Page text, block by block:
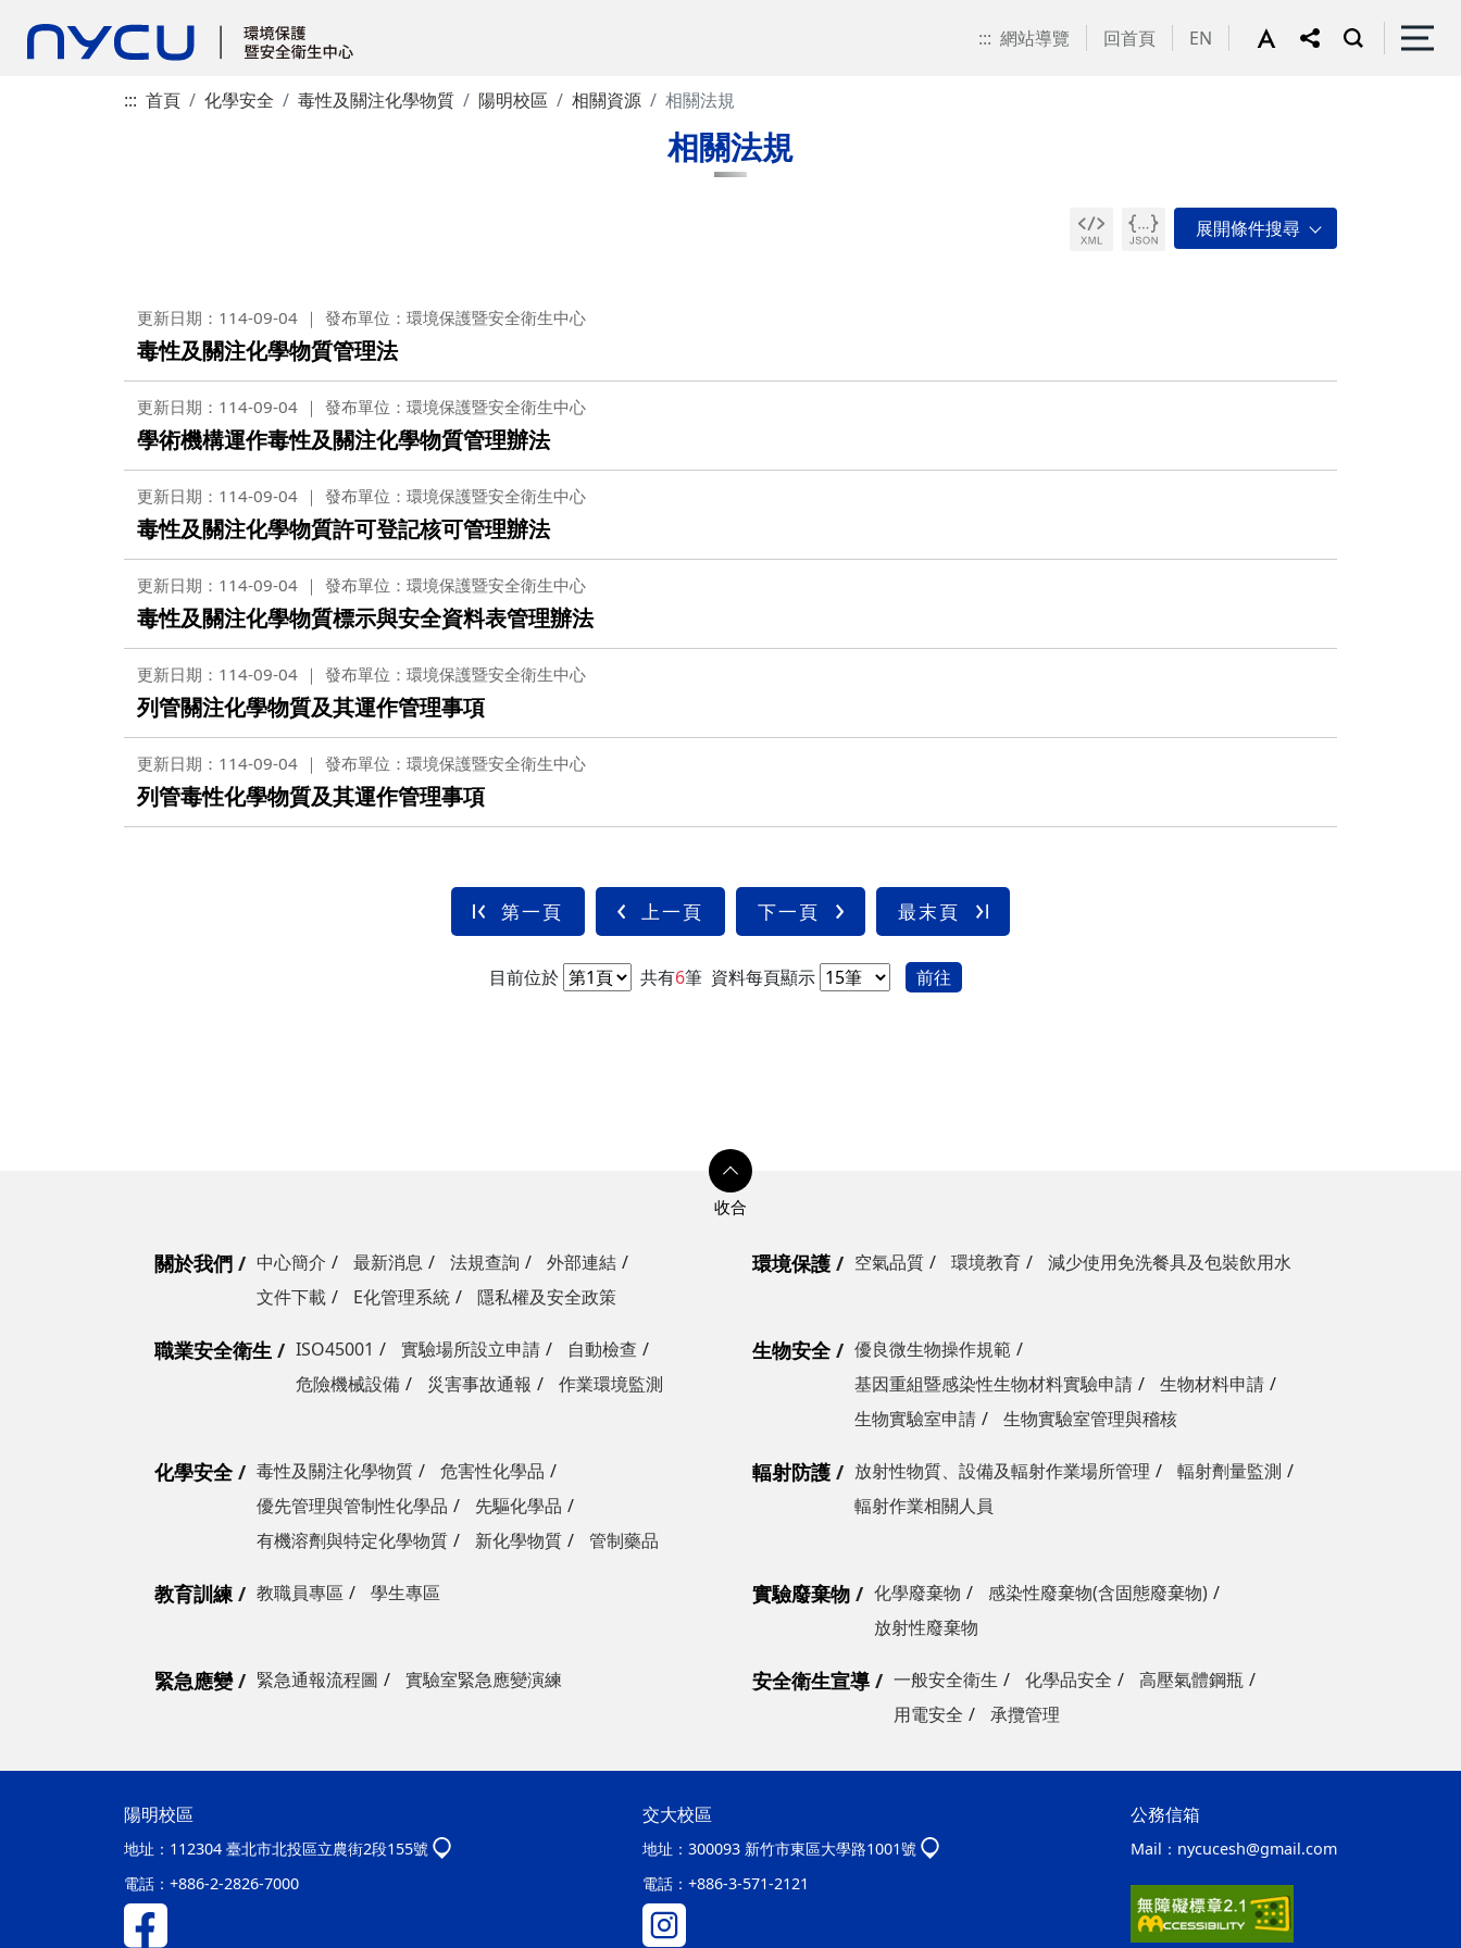
::: 網站導覽 回首頁 EN
::: 首頁 化學安全 毒性及關注化學物質 陽明校區 相關資源 相關法規
相關法規
更新日期：114-09-04 發布單位：環境保護暨安全衛生中心
毒性及關注化學物質管理法
更新日期：114-09-04 發布單位：環境保護暨安全衛生中心
學術機構運作毒性及關注化學物質管理辦法
更新日期：114-09-04 發布單位：環境保護暨安全衛生中心
毒性及關注化學物質許可登記核可管理辦法
更新日期：114-09-04 發布單位：環境保護暨安全衛生中心
毒性及關注化學物質標示與安全資料表管理辦法
更新日期：114-09-04 發布單位：環境保護暨安全衛生中心
列管關注化學物質及其運作管理事項
更新日期：114-09-04 發布單位：環境保護暨安全衛生中心
列管毒性化學物質及其運作管理事項
第一頁 上一頁 下一頁 最末頁
目前位於 共有6筆 資料每頁顯示 前往
關於我們 中心簡介 最新消息 法規查詢
外部連結
文件下載
E化管理系統 隱私權及安全政策
環境保護 空氣品質 環境教育 減少使用免洗餐具及包裝飲用水
職業安全衛生 ISO45001 實驗場所設立申請
自動檢查
危險機械設備
災害事故通報 作業環境監測
生物安全
優良微生物操作規範
基因重組暨感染性生物材料實驗申請
生物材料申請
生物實驗室申請
生物實驗室管理與稽核
化學安全 毒性及關注化學物質
危害性化學品
優先管理與管制性化學品
先驅化學品
有機溶劑與特定化學物質
新化學物質 管制藥品
輻射防護 放射性物質、設備及輻射作業場所管理
輻射劑量監測
輻射作業相關人員
教育訓練 教職員專區 學生專區 實驗廢棄物 化學廢棄物
感染性廢棄物(含固態廢棄物)
放射性廢棄物
緊急應變 緊急通報流程圖 實驗室緊急應變演練 安全衛生宣導 一般安全衛生 化學品安全
高壓氣體鋼瓶
用電安全
承攬管理
陽明校區
地址： 112304 臺北市北投區立農街2段155號
電話： +886-2-2826-7000
交大校區
地址： 300093 新竹市東區大學路1001號
電話： +886-3-571-2121
公務信箱
Mail： nycucesh@gmail.com